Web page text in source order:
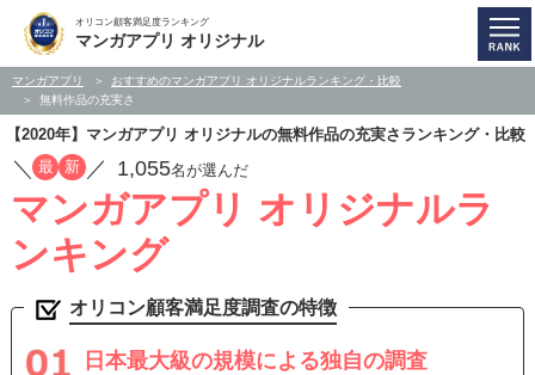
オリコン顧客満足度ランキング
マンガアプリ オリジナル
マンガアプリ
おすすめのマンガアプリ オリジナルランキング・比較
無料作品の充実さ
【2020年】マンガアプリ オリジナルの無料作品の充実さランキング・比較
／ 最 新 ／ 1,055名が選んだ
マンガアプリ オリジナルラ
ンキング
オリコン顧客満足度調査の特徴
日本最大級の規模による独自の調査